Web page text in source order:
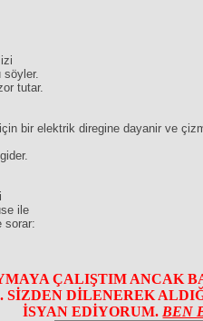
söyler.
tutar.
bir elektrik diregine dayanir ve
ile
sorar:
ÇALIŞTIM ANCAK
DİLENEREK
İSYAN EDİYORUM. BEN